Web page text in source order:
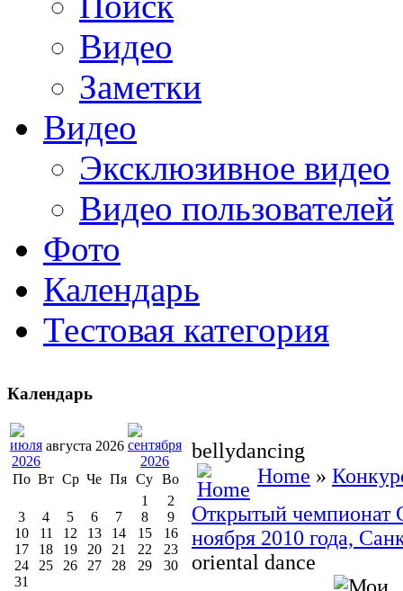
Видео
Заметки
Видео
Эксклюзивное видео
Видео пользователей
Фото
Календарь
Тестовая категория
bellydancing
Home »
Открытый чемпионат
ноября 2010 года,
oriental dance
Календарь
августа 2026
По Вт Ср Че Пя Су Во
1
2
3
4 5 6 7 8
9
10
11 12 13 14 15
16
17
18 19 20 21 22
23
24
25 26 27 28 29
30
31